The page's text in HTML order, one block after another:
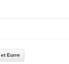
Eurre